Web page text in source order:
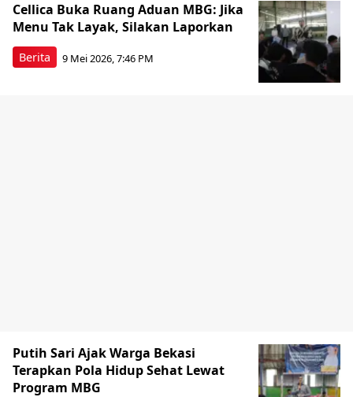
Berita
Cellica Buka Ruang Aduan MBG: Jika
Menu Tak Layak, Silakan Laporkan
9 Mei 2026, 7:46 PM
Putih Sari Ajak Warga Bekasi
Terapkan Pola Hidup Sehat Lewat
Program MBG